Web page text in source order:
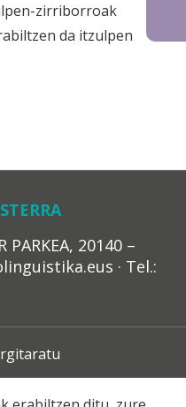
zirriborroak
da itzulpen
PARKEA, 20140 –
· Tel.: